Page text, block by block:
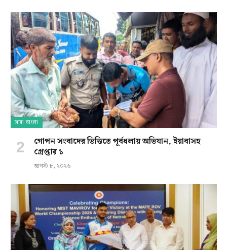
সারা বাংলা
গোপন সংবাদের ভিত্তিতে পূর্বধলায় অভিযান, ইয়াবাসহ
গ্রেপ্তার ১
আগস্ট ৮, ২০২৬